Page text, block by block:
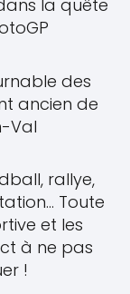
la quête
des
ancien de
Val
rallye,
Toute
et les
à ne pas
!